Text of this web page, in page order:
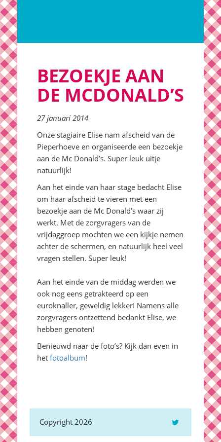
BEZOEKJE AAN
DE MCDONALD’S
27 januari 2014
Onze stagiaire Elise nam afscheid van de
Pieperhoeve en organiseerde een bezoekje
aan de Mc Donald’s. Super leuk uitje
natuurlijk!
Aan het einde van haar stage bedacht Elise
om haar afscheid te vieren met een
bezoekje aan de Mc Donald’s waar zij
werkt. Met de zorgvragers van de
vrijdaggroep mochten we een kijkje nemen
achter de schermen, en natuurlijk heel veel
vragen stellen. Super leuk!
Aan het einde van de middag werden we
ook nog eens getrakteerd op een
euroknaller, geweldig lekker! Namens alle
zorgvragers ontzettend bedankt Elise, we
hebben genoten!
Benieuwd naar de foto’s? Kijk dan even in
het fotoalbum!
Copyright 2026